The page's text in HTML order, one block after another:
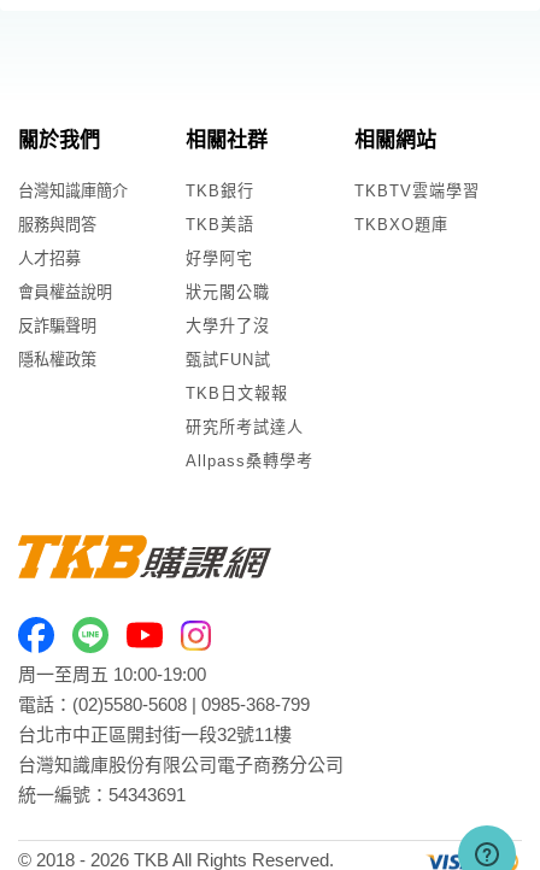
周一至周五 10:00-19:00
電話： (02)5580-5608 | 0985-368-799
台北市中正區開封街一段32號11樓
台灣知識庫股份有限公司電子商務分公司
統一編號：54343691
關於我們
台灣知識庫簡介
服務與問答
人才招募
會員權益說明
反詐騙聲明
隱私權政策
相關社群
TKB銀行
TKB美語
好學阿宅
狀元閣公職
大學升了沒
甄試FUN試
TKB日文報報
研究所考試達人
Allpass桑轉學考
相關網站
TKBTV雲端學習
TKBXO題庫
© 2018 - 2026 TKB All Rights Reserved.